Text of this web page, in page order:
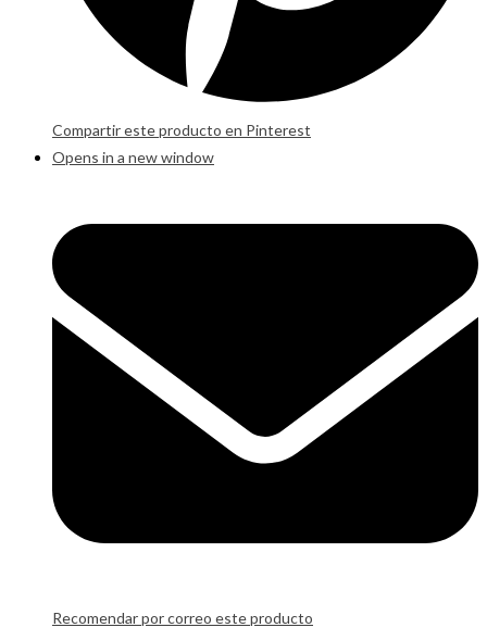
Compartir este producto en Pinterest
Opens in a new window
Recomendar por correo este producto